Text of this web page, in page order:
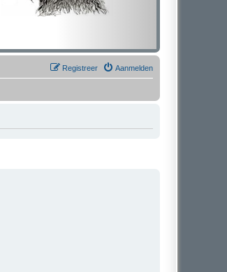
Aanmelden
Registreer